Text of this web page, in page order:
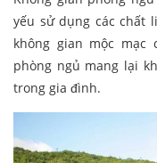
yếu sử dụng các chất
không gian mộc
phòng ngủ mang lại
trong gia đình.